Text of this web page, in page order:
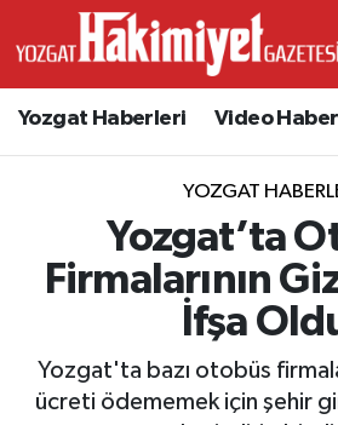
Yozgat Haberleri Video
YOZGAT
Yozgat’ta
Firmalarının
İfşa
Yozgat'ta bazı otobüs
ücreti ödememek için şehir